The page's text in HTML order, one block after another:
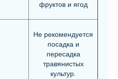
фруктов и ягод
Не рекомендуется
посадка и
пересадка
травянистых
культур.